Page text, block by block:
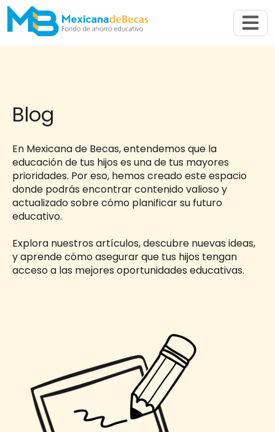
Abrir
Blog
En Mexicana de Becas, entendemos que la
educación de tus hijos es una de tus mayores
prioridades. Por eso, hemos creado este espacio
donde podrás encontrar contenido valioso y
actualizado sobre cómo planificar su futuro
educativo.
Explora nuestros artículos, descubre nuevas ideas,
y aprende cómo asegurar que tus hijos tengan
acceso a las mejores oportunidades educativas.